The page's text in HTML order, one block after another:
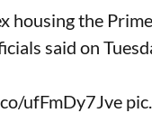
housing the
said on
ufFmDy7Jve